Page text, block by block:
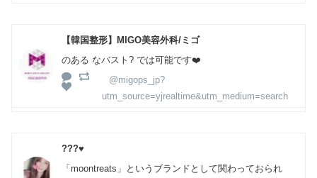
【韓国整形】MIGO美容外科/ミゴ
のある なバスト? では可能です❤️
@migops_jp?
utm_source=yjrealtime&utm_medium=search
???♥︎
「moontreats」というブランドとして関わっておられ